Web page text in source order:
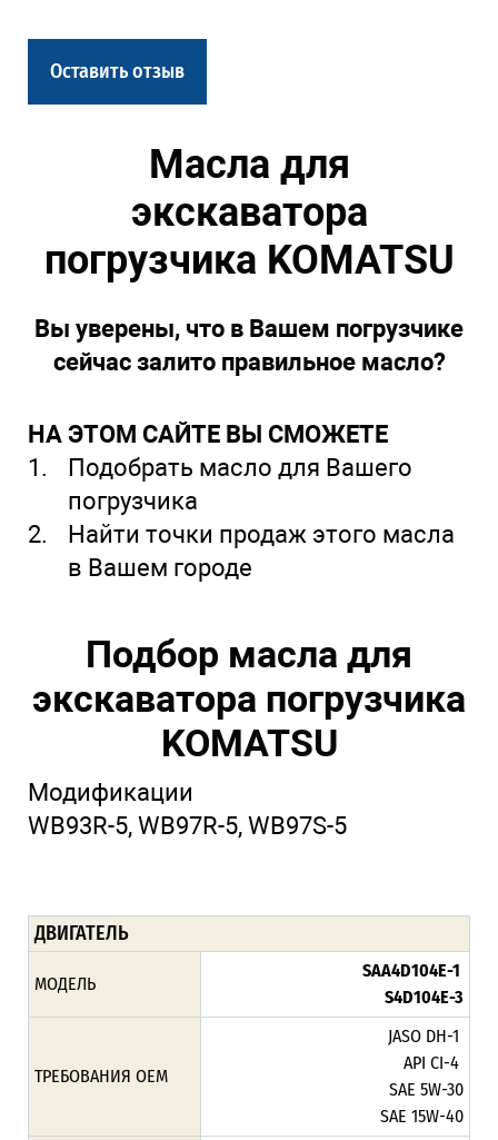
Оставить отзыв
Масла для
экскаватора
погрузчика KOMATSU
Вы уверены, что в Вашем погрузчике
сейчас залито правильное масло?
НА ЭТОМ САЙТЕ ВЫ СМОЖЕТЕ
Подобрать масло для Вашего
погрузчика
Найти точки продаж этого масла
в Вашем городе
Подбор масла для
экскаватора погрузчика
KOMATSU
Модификации
WB93R-5, WB97R-5, WB97S-5
ДВИГАТЕЛЬ
МОДЕЛЬ
SAA4D104E-1
S4D104E-3
ТРЕБОВАНИЯ ОЕМ
JASO DH-1
API CI-4
SAE 5W-30
SAE 15W-40